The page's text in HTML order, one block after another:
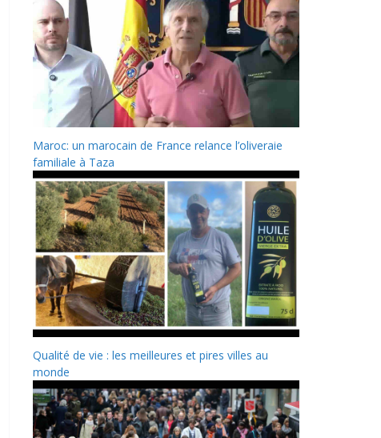
Maroc: un marocain de France relance l’oliveraie
familiale à Taza
Qualité de vie : les meilleures et pires villes au
monde